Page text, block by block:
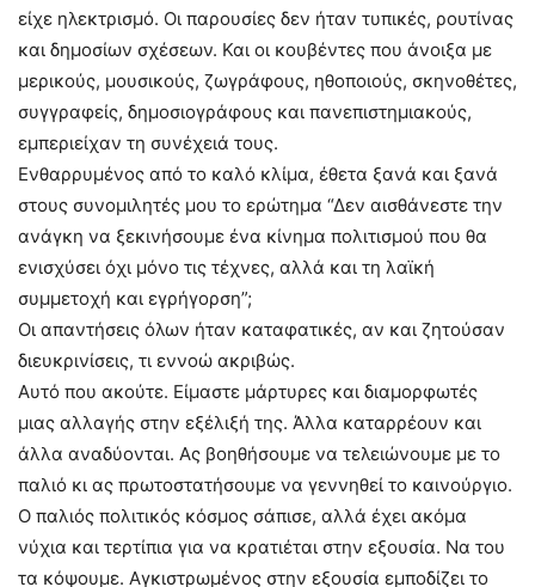
είχε ηλεκτρισμό. Οι παρουσίες δεν ήταν τυπικές, ρουτίνας
και δημοσίων σχέσεων. Και οι κουβέντες που άνοιξα με
μερικούς, μουσικούς, ζωγράφους, ηθοποιούς, σκηνοθέτες,
συγγραφείς, δημοσιογράφους και πανεπιστημιακούς,
εμπεριείχαν τη συνέχειά τους.
Ενθαρρυμένος από το καλό κλίμα, έθετα ξανά και ξανά
στους συνομιλητές μου το ερώτημα “Δεν αισθάνεστε την
ανάγκη να ξεκινήσουμε ένα κίνημα πολιτισμού που θα
ενισχύσει όχι μόνο τις τέχνες, αλλά και τη λαϊκή
συμμετοχή και εγρήγορση”;
Οι απαντήσεις όλων ήταν καταφατικές, αν και ζητούσαν
διευκρινίσεις, τι εννοώ ακριβώς.
Αυτό που ακούτε. Είμαστε μάρτυρες και διαμορφωτές
μιας αλλαγής στην εξέλιξή της. Άλλα καταρρέουν και
άλλα αναδύονται. Ας βοηθήσουμε να τελειώνουμε με το
παλιό κι ας πρωτοστατήσουμε να γεννηθεί το καινούργιο.
Ο παλιός πολιτικός κόσμος σάπισε, αλλά έχει ακόμα
νύχια και τερτίπια για να κρατιέται στην εξουσία. Να του
τα κόψουμε. Αγκιστρωμένος στην εξουσία εμποδίζει το